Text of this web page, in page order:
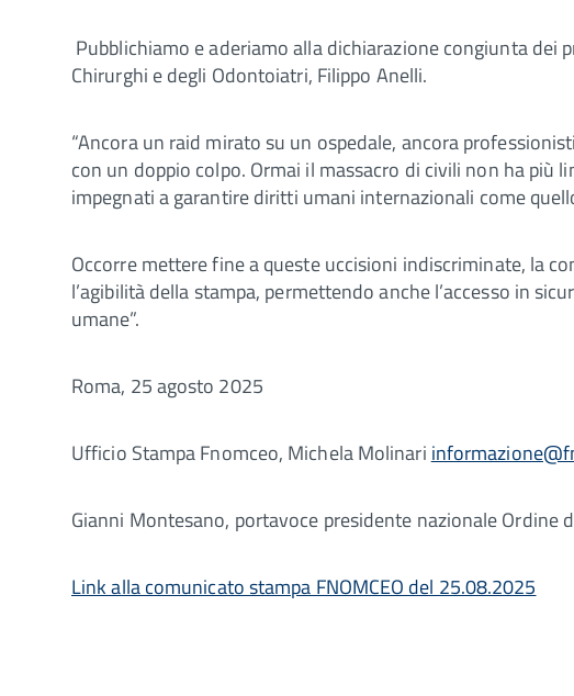
Pubblichiamo e aderiamo alla dichiarazione congiunta dei
Chirurghi e degli Odontoiatri, Filippo Anelli.
“Ancora un raid mirato su un ospedale, ancora
con un doppio colpo. Ormai il massacro di civili non ha più
impegnati a garantire diritti umani internazionali come
Occorre mettere fine a queste uccisioni indiscriminate, la
l’agibilità della stampa, permettendo anche l’accesso in
umane”.
Roma, 25 agosto 2025
Ufficio Stampa Fnomceo, Michela Molinari
Gianni Montesano, portavoce presidente nazionale Ordine
Link alla comunicato stampa FNOMCEO del 25.08.2025